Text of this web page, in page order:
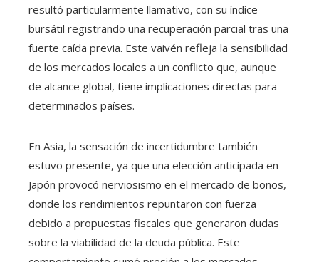
resultó particularmente llamativo, con su índice
bursátil registrando una recuperación parcial tras una
fuerte caída previa. Este vaivén refleja la sensibilidad
de los mercados locales a un conflicto que, aunque
de alcance global, tiene implicaciones directas para
determinados países.
En Asia, la sensación de incertidumbre también
estuvo presente, ya que una elección anticipada en
Japón provocó nerviosismo en el mercado de bonos,
donde los rendimientos repuntaron con fuerza
debido a propuestas fiscales que generaron dudas
sobre la viabilidad de la deuda pública. Este